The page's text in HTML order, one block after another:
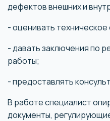
дефектов внешних и
- оценивать техническое
- давать заключения по
работы;
- предоставлять
В работе специалист
документы,